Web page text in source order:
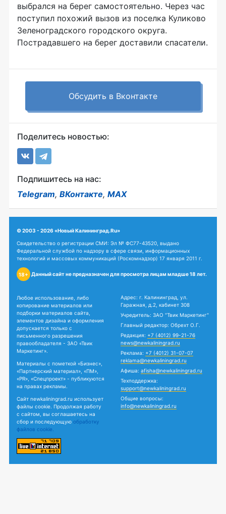
выбрался на берег самостоятельно. Через час
поступил похожий вызов из поселка Куликово
Зеленоградского городского округа.
Пострадавшего на берег доставили спасатели.
Обсудить в Вконтакте
Поделитесь новостью:
Подпишитесь на нас:
Telegram, ВКонтакте, MAX
© 2003 - 2026 «Новый Калининград.Ru»
Свидетельство о регистрации СМИ: Эл № ФС77-43520, выдано
Федеральной службой по надзору в сфере связи, информационных
технологий и массовых коммуникаций (Роскомнадзор) 17 января 2011 г.
18+ Данный сайт не предназначен для просмотра лицам младше 18 лет.
Любое использование, либо
копирование материалов или
подборки материалов сайта,
элементов дизайна и оформления
допускается только с
письменного разрешения
правообладателя - ЗАО «Твик
Маркетинг».
Материалы с пометкой «Бизнес»,
«Партнерский материал», «ПМ»,
«PR», «Спецпроект» - публикуются
на правах рекламы.
Сайт newkaliningrad.ru использует
файлы cookie. Продолжая работу
с сайтом, вы соглашаетесь на
сбор и последующую обработку
файлов cookie.
Адрес: г. Калининград, ул.
Гаражная, д.2, кабинет 308
Учредитель: ЗАО "Твик Маркетинг"
Главный редактор: Обрехт О.Г.
Редакция: +7 (4012) 99-21-76
news@newkaliningrad.ru
Реклама: +7 (4012) 31-07-07
reklama@newkaliningrad.ru
Афиша: afisha@newkaliningrad.ru
Техподдержка:
support@newkaliningrad.ru
Общие вопросы:
info@newkaliningrad.ru